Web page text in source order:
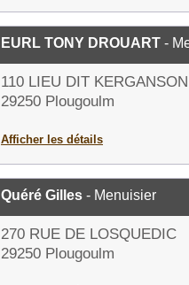
EURL TONY DROUART -
110 LIEU DIT KERGANSON
29250 Plougoulm
Afficher les détails
Quéré Gilles - Menuisier
270 RUE DE LOSQUEDIC
29250 Plougoulm